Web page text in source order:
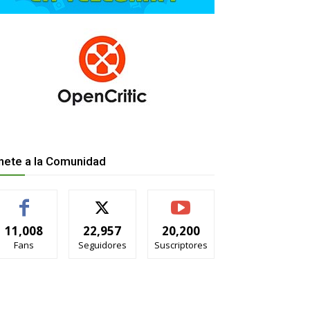
a la Comunidad
11,008
Fans
22,957
Seguidores
20,200
Suscriptores